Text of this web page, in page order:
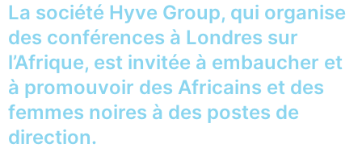
La société Hyve Group, qui organise
des conférences à Londres sur
l’Afrique, est invitée à embaucher et
à promouvoir des Africains et des
femmes noires à des postes de
direction.